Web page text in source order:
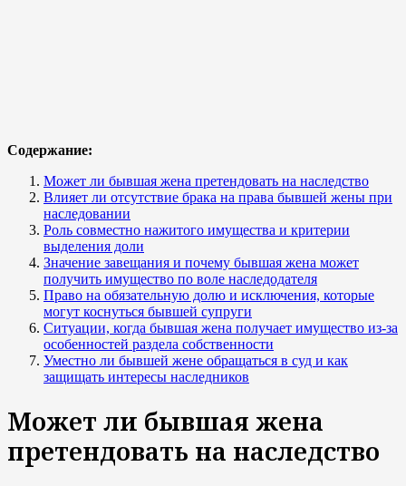
Содержание:
Может ли бывшая жена претендовать на наследство
Влияет ли отсутствие брака на права бывшей жены при
наследовании
Роль совместно нажитого имущества и критерии
выделения доли
Значение завещания и почему бывшая жена может
получить имущество по воле наследодателя
Право на обязательную долю и исключения, которые
могут коснуться бывшей супруги
Ситуации, когда бывшая жена получает имущество из-за
особенностей раздела собственности
Уместно ли бывшей жене обращаться в суд и как
защищать интересы наследников
Может ли бывшая жена
претендовать на наследство